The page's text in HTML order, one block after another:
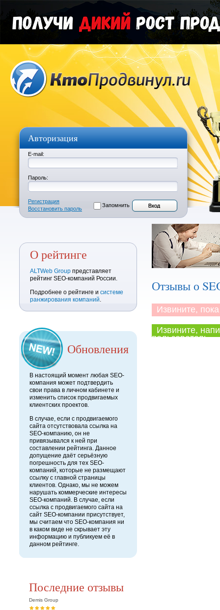
Авторизация
E-mail:
Пароль:
Регистрация
Восстановить пароль
Запомнить
О рейтинге
ALTWeb Group представляет
рейтинг SEO-компаний России.
Подробнее о рейтинге и системе
ранжирования компаний.
Обновления
В настоящий момент любая SEO-
компания может подтвердить
свои права в личном кабинете и
изменить список продвигаемых
клиентских проектов.
В случае, если с продвигаемого
сайта отсутствовала ссылка на
SEO-компанию, он не
привязывался к ней при
составлении рейтинга. Данное
допущение даёт серьёзную
погрешность для тех SEO-
компаний, которые не размещают
ссылку с главной страницы
клиентов. Однако, мы не можем
нарушать коммерческие интересы
SEO-компаний. В случае, если
ссылка с продвигаемого сайта на
сайт SEO-компании присутствует,
мы считаем что SEO-компания ни
в каком виде не скрывает эту
информацию и публикуем её в
данном рейтинге.
Последние отзывы
Demis Group
Отзывы о
Извините,
Извините,
пользователь.